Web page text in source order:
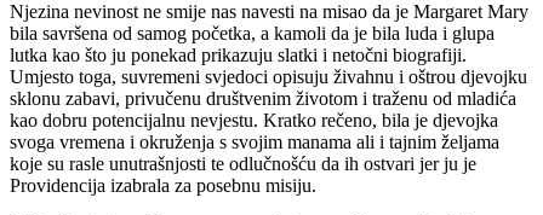
Njezina nevinost ne smije nas navesti na misao da je Margaret Mary
bila savršena od samog početka, a kamoli da je bila luda i glupa
lutka kao što ju ponekad prikazuju slatki i netočni biografiji.
Umjesto toga, suvremeni svjedoci opisuju živahnu i oštrou djevojku
sklonu zabavi, privučenu društvenim životom i traženu od mladića
kao dobru potencijalnu nevjestu. Kratko rečeno, bila je djevojka
svoga vremena i okruženja s svojim manama ali i tajnim željama
koje su rasle unutrašnjosti te odlučnošću da ih ostvari jer ju je
Providencija izabrala za posebnu misiju.